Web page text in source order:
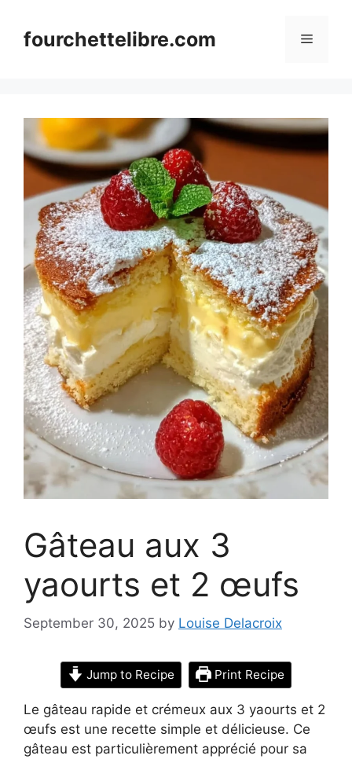
contentfourchettelibre.com Menu
Gâteau aux 3
yaourts et 2 œufs
September 30, 2025 by Louise Delacroix
Jump to Recipe Print Recipe
Le gâteau rapide et crémeux aux 3 yaourts et 2
œufs est une recette simple et délicieuse. Ce
gâteau est particulièrement apprécié pour sa